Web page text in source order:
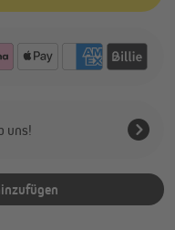
uns!